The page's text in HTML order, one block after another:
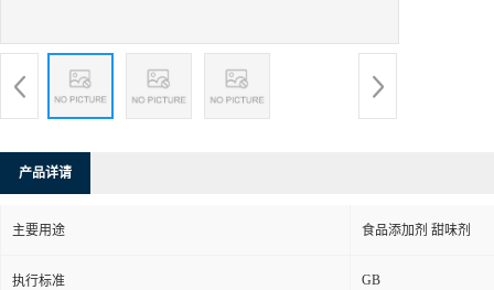
产品详请
主要用途 食品添加剂 甜味剂
执行标准 GB